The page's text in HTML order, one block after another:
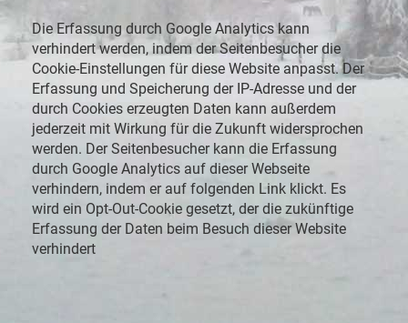
Die Erfassung durch Google Analytics kann
verhindert werden, indem der Seitenbesucher die
Cookie-Einstellungen für diese Website anpasst. Der
Erfassung und Speicherung der IP-Adresse und der
durch Cookies erzeugten Daten kann außerdem
jederzeit mit Wirkung für die Zukunft widersprochen
werden. Der Seitenbesucher kann die Erfassung
durch Google Analytics auf dieser Webseite
verhindern, indem er auf folgenden Link klickt. Es
wird ein Opt-Out-Cookie gesetzt, der die zukünftige
Erfassung der Daten beim Besuch dieser Website
verhindert